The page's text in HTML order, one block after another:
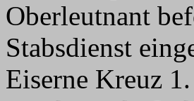
Oberleutnant
Stabsdienst
Eiserne Kreuz